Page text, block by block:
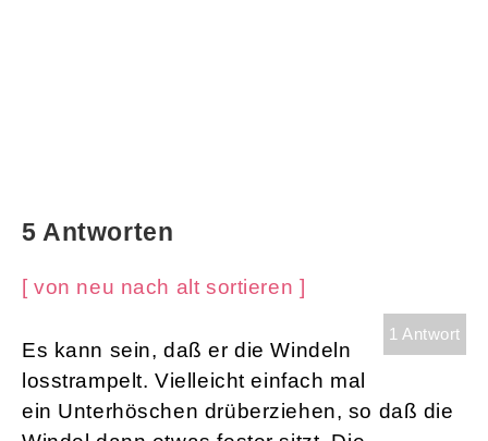
5 Antworten
[ von neu nach alt sortieren ]
1 Antwort
Es kann sein, daß er die Windeln
losstrampelt. Vielleicht einfach mal
ein Unterhöschen drüberziehen, so daß die